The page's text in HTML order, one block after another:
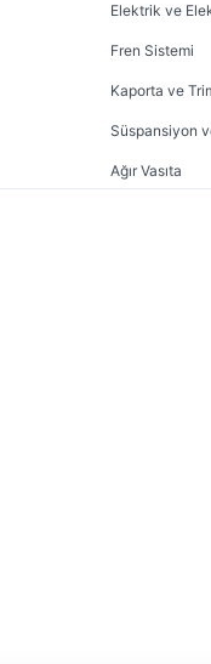
Elektrik ve
Fren Sistemi
Kaporta ve
Süspansiyon
Ağır Vasıta